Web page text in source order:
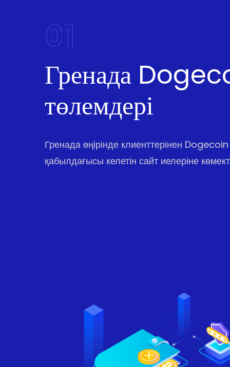
01
Гренада
төлемдері
Гренада өңірінде клиенттерінен
қабылдағысы келетін сайт иелеріне